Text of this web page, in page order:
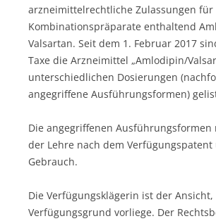
arzneimittelrechtliche Zulassungen für
Kombinationspräparate enthaltend
Valsartan. Seit dem 1. Februar 2017
Taxe die Arzneimittel „Amlodipin/
unterschiedlichen Dosierungen
angegriffene Ausführungsformen)
Die angegriffenen Ausführungsformen
der Lehre nach dem
Gebrauch.
Die Verfügungsklägerin ist der Ansicht,
Verfügungsgrund vorliege. Der